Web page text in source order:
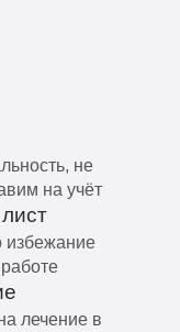
не
на учёт
избежание
лечение в